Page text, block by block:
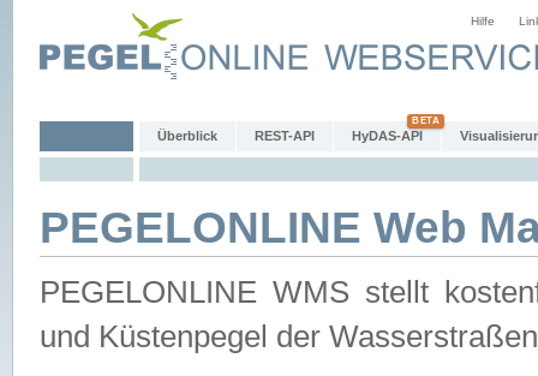
Hilfe
Überblick REST-API HyDAS-API
PEGELONLINE Web
PEGELONLINE WMS stellt
und Küstenpegel der